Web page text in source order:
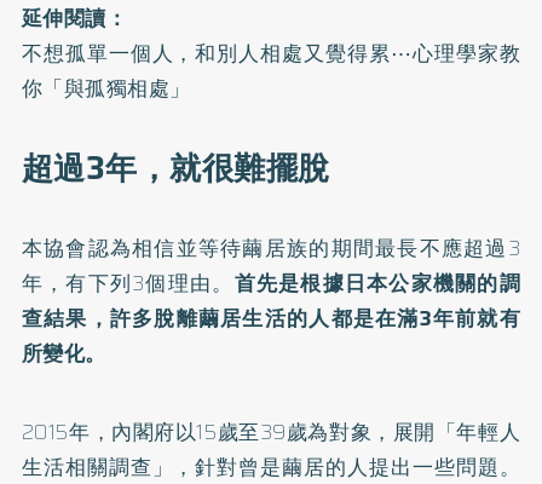
延伸閱讀：
不想孤單一個人，和別人相處又覺得累⋯心理學家教
你「與孤獨相處」
超過3年，就很難擺脫
本協會認為相信並等待繭居族的期間最長不應超過3
年，有下列3個理由。 首先是根據日本公家機關的調
查結果，許多脫離繭居生活的人都是在滿3年前就有
所變化。
2015年，內閣府以15歲至39歲為對象，展開「年輕人
生活相關調查」，針對曾是繭居的人提出一些問題。